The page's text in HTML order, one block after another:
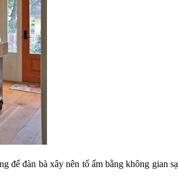
để đàn bà xây nên tổ ấm bằng không gian